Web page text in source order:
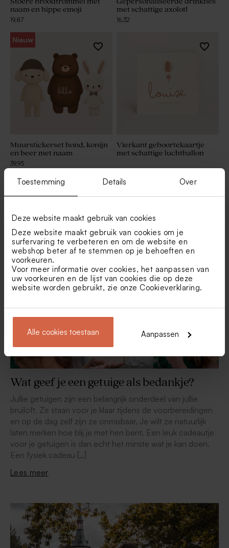
Toestemming Details Over
Deze website maakt gebruik van cookies
Deze website maakt gebruik van cookies om je
surfervaring te verbeteren en om de website en
webshop beter af te stemmen op je behoeften en
voorkeuren.
Voor meer informatie over cookies, het aanpassen van
uw voorkeuren en de lijst van cookies die op deze
website worden gebruikt, zie onze Cookieverklaring.
Alle cookies toestaan Aanpassen
naam en hippe emoji
19,87
met schattige axolotl
16,32
Nieuw
Muurstickerset hond, konijn
en beer met naam
39,95
Vierkant geboortekaartje
met schattige luchtballon
Inspiratie uit de blog.
Wat geef je een getuige als bedankje?
Jullie getuigen zijn een belangrijk onderdeel van jullie
bruiloft. Ze staan voor je klaar tijdens de voorbereidingen
en op de dag zelf zijn ze onmisbaar. Je wilt ze natuurlijk
laten merken hoe blij je met hen bent. Een leuk cadeautje
voor je getuigen is dan echt het minste wat je kan doen.
Een fysiek cadeau […]
Lees meer